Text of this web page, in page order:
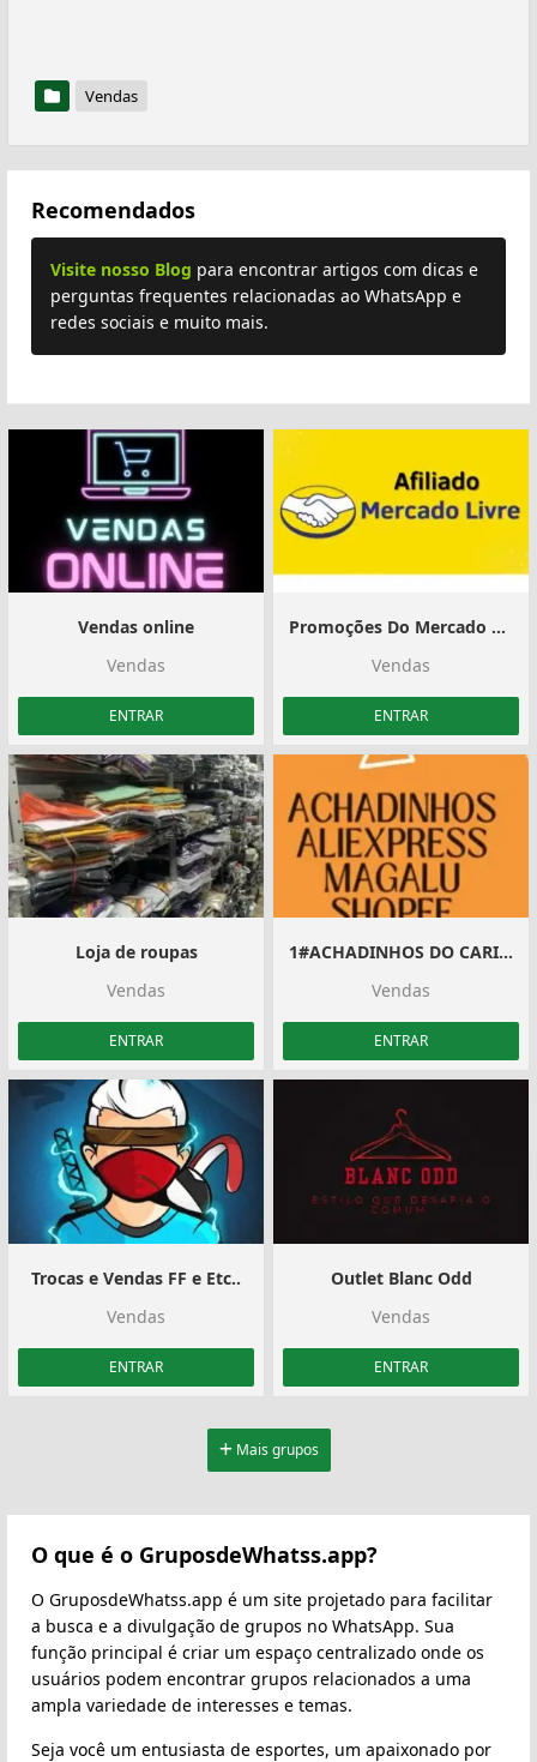
Vendas
Recomendados
Visite nosso Blog para encontrar artigos com dicas e
perguntas frequentes relacionadas ao WhatsApp e
redes sociais e muito mais.
Vendas online
Vendas
ENTRAR
Promoções Do Mercado Livre
Vendas
ENTRAR
Loja de roupas
Vendas
ENTRAR
1#ACHADINHOS DO CARIOCA️ SHOPEE, SHEIN, MAGALU, MERCADO LIVRE
Vendas
ENTRAR
Trocas e Vendas FF e Etc..
Vendas
ENTRAR
Outlet Blanc Odd
Vendas
ENTRAR
Mais grupos
O que é o GruposdeWhatss.app?
O GruposdeWhatss.app é um site projetado para facilitar
a busca e a divulgação de grupos no WhatsApp. Sua
função principal é criar um espaço centralizado onde os
usuários podem encontrar grupos relacionados a uma
ampla variedade de interesses e temas.
Seja você um entusiasta de esportes, um apaixonado por